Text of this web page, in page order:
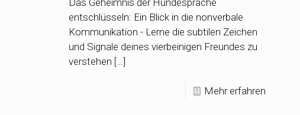
entschlüsseln: Ein Blick in die nonverbale
Kommunikation - Lerne die subtilen Zeichen
und Signale deines vierbeinigen Freundes zu
verstehen […]
Mehr erfahren